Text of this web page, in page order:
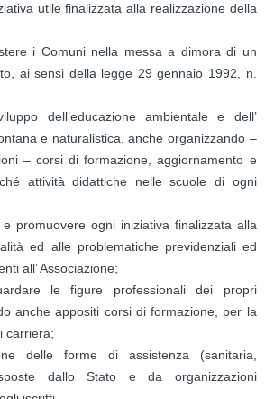
utile finalizzata alla realizzazione della
i Comuni nella messa a dimora di un
ai sensi della legge 29 gennaio 1992, n.
dell’educazione ambientale e dell’
e naturalistica, anche organizzando –
– corsi di formazione, aggiornamento e
attività didattiche nelle scuole di ogni
promuovere ogni iniziativa finalizzata alla
ed alle problematiche previdenziali ed
all’ Associazione;
le figure professionali dei propri
anche appositi corsi di formazione, per la
carriera;
delle forme di assistenza (sanitaria,
dallo Stato e da organizzazioni